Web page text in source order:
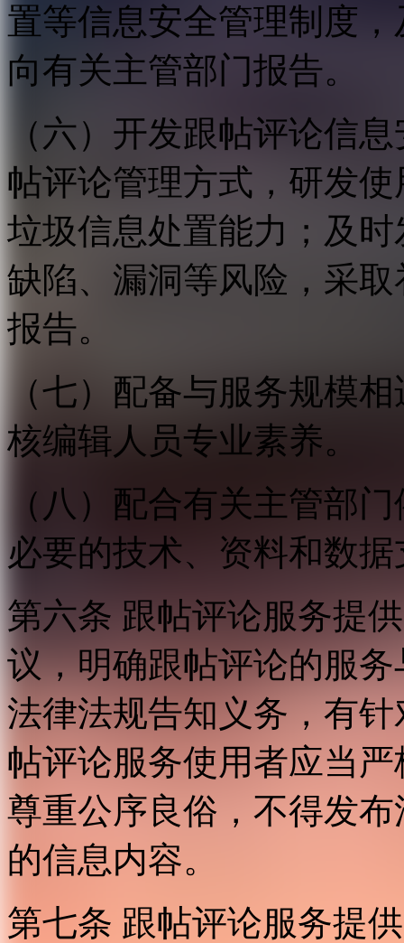
置等信息安全管理制度
向有关主管部门报告。
（六）开发跟帖评论信
帖评论管理方式，研发
垃圾信息处置能力；及
缺陷、漏洞等风险，采
报告。
（七）配备与服务规模
核编辑人员专业素养。
（八）配合有关主管部
必要的技术、资料和数
第六条 跟帖评论服务提
议，明确跟帖评论的服
法律法规告知义务，有
帖评论服务使用者应当
尊重公序良俗，不得发
的信息内容。
第七条 跟帖评论服务提